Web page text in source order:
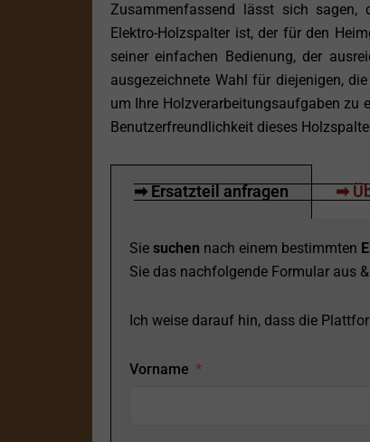
Zusammenfassend lässt sich sagen,
Elektro-Holzspalter ist, der für den
seiner einfachen Bedienung, der
ausgezeichnete Wahl für diejenigen,
um Ihre Holzverarbeitungsaufgaben zu
Benutzerfreundlichkeit dieses
➡ Ersatzteil anfragen ➡
Sie suchen nach einem bestimmten
Sie das nachfolgende Formular aus
Ich weise darauf hin, dass die
Vorname